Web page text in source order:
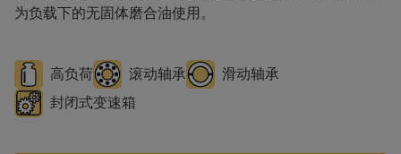
为负载下的无固体磨合油使用。
高负荷 滚动轴承
滑动轴承
封闭式变速箱